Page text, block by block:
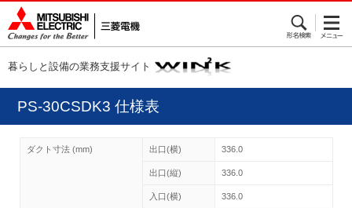
暮らしと設備の業務支援サイト
PS-30CSDK3 仕様表
ダクト寸法 (mm) 出口(横) 336.0
出口(縦) 336.0
入口(横) 336.0